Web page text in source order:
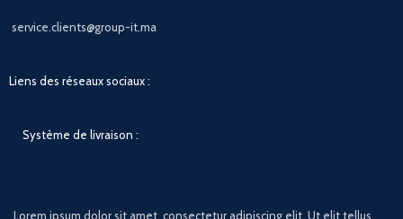
service.clients@group-it.ma
Liens des réseaux sociaux :
Système de livraison :
Lorem ipsum dolor sit amet, consectetur adipiscing elit. Ut elit tellus,